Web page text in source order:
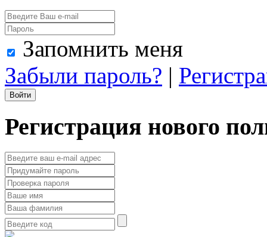
Запомнить меня
Забыли пароль? |
Регистрация нового